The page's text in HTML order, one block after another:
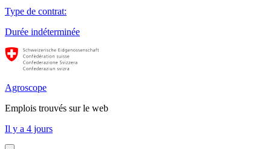
Type de contrat:
Durée indéterminée
Agroscope
Emplois trouvés sur le web
Il y a 4 jours